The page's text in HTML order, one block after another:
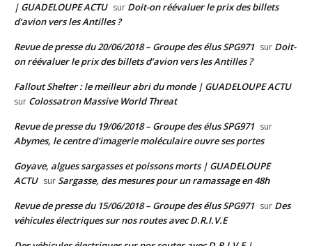
| GUADELOUPE ACTU sur Doit-on réévaluer le prix des billets
d’avion vers les Antilles ?
Revue de presse du 20/06/2018 – Groupe des élus SPG971 sur Doit-
on réévaluer le prix des billets d’avion vers les Antilles ?
Fallout Shelter : le meilleur abri du monde | GUADELOUPE ACTU
sur Colossatron Massive World Threat
Revue de presse du 19/06/2018 – Groupe des élus SPG971 sur
Abymes, le centre d’imagerie moléculaire ouvre ses portes
Goyave, algues sargasses et poissons morts | GUADELOUPE
ACTU surSargasse, des mesures pour un ramassage en 48h
Revue de presse du 15/06/2018 – Groupe des élus SPG971 sur Des
véhicules électriques sur nos routes avec D.R.I.V.E